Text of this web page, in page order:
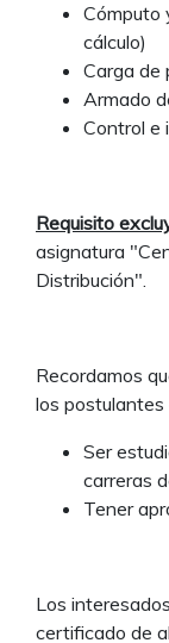
Cómputo
cálculo)
Carga de
Armado
Control e
Requisito
asignatura
Distribución".
Recordamos
los postulantes
Ser
carreras
Tener
Los
certificado de